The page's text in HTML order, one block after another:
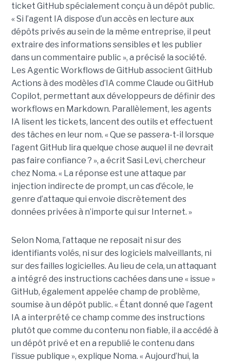
ticket GitHub spécialement conçu à un dépôt public.
« Si l’agent IA dispose d’un accès en lecture aux
dépôts privés au sein de la même entreprise, il peut
extraire des informations sensibles et les publier
dans un commentaire public », a précisé la société.
Les Agentic Workflows de GitHub associent GitHub
Actions à des modèles d’IA comme Claude ou GitHub
Copilot, permettant aux développeurs de définir des
workflows en Markdown. Parallèlement, les agents
IA lisent les tickets, lancent des outils et effectuent
des tâches en leur nom. « Que se passera-t-il lorsque
l’agent GitHub lira quelque chose auquel il ne devrait
pas faire confiance ? », a écrit Sasi Levi, chercheur
chez Noma. « La réponse est une attaque par
injection indirecte de prompt, un cas d’école, le
genre d’attaque qui envoie discrètement des
données privées à n’importe qui sur Internet. »
Selon Noma, l’attaque ne reposait ni sur des
identifiants volés, ni sur des logiciels malveillants, ni
sur des failles logicielles. Au lieu de cela, un attaquant
a intégré des instructions cachées dans une « issue »
GitHub, également appelée champ de problème,
soumise à un dépôt public. « Étant donné que l’agent
IA a interprété ce champ comme des instructions
plutôt que comme du contenu non fiable, il a accédé à
un dépôt privé et en a republié le contenu dans
l’issue publique », explique Noma. « Aujourd’hui, la